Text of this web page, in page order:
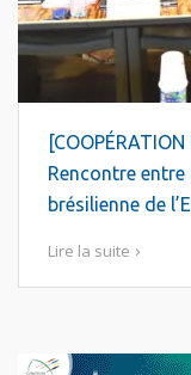
[COOPÉRATION
Rencontre
brésilienne de
Lire la suite